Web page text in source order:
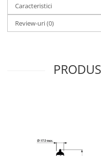
Caracteristici
Review-uri(0)